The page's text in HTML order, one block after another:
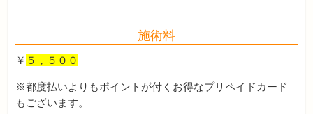
施術料
￥ ５，５００
※都度払いよりもポイントが付くお得なプリペイドカード
もございます。